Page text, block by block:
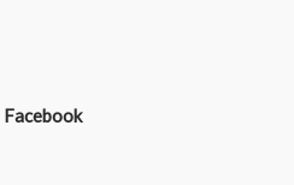
Facebook